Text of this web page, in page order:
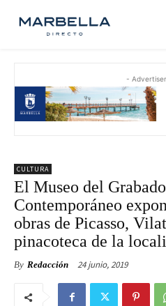
-
CULTURA
El Museo del
Contemporáneo
obras de Picasso,
pinacoteca de la
By Redacción 24 junio, 2019